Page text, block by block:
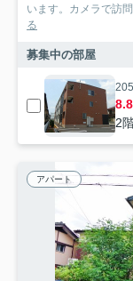
います。カメラで訪
る
募集中の部屋
205
2
アパート